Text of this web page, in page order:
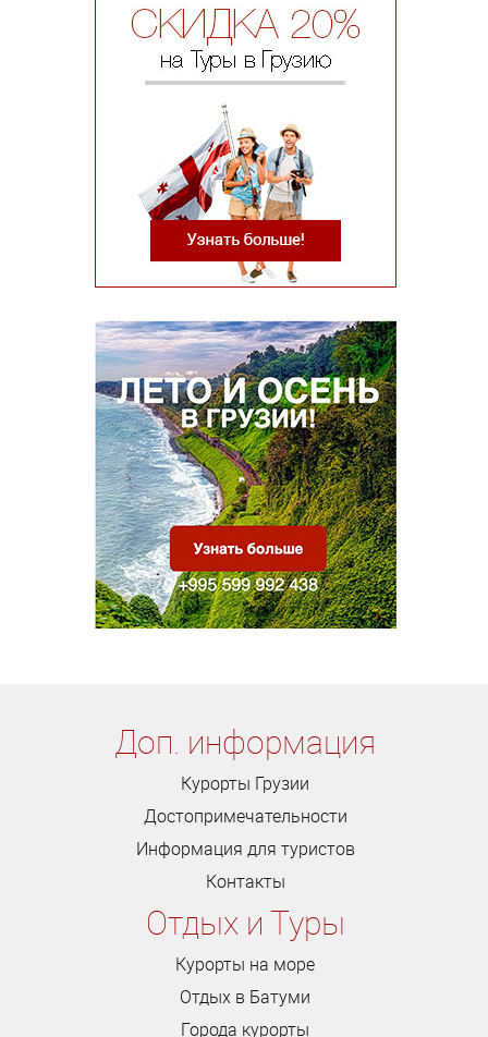
Доп. информация
Курорты Грузии
Достопримечательности
Информация для туристов
Контакты
Отдых и Туры
Курорты на море
Отдых в Батуми
Города курорты